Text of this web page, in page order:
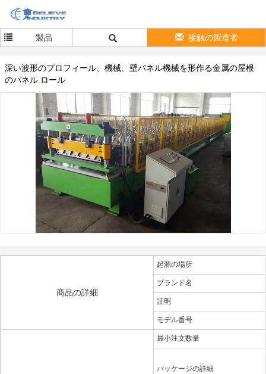
製品 接触の製造者
深い波形のプロフィール、機械、壁パネル機械を形作る金属の屋根
のパネル ロール
商品の詳細
起源の場所
ブランド名
証明
モデル番号
最小注文数量
パッケージの詳細